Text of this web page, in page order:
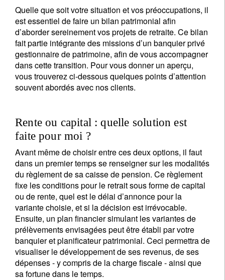
Quelle que soit votre situation et vos préoccupations, il
est essentiel de faire un bilan patrimonial afin
d’aborder sereinement vos projets de retraite. Ce bilan
fait partie intégrante des missions d’un banquier privé
gestionnaire de patrimoine, afin de vous accompagner
dans cette transition. Pour vous donner un aperçu,
vous trouverez ci-dessous quelques points d’attention
souvent abordés avec nos clients.
Rente ou capital : quelle solution est
faite pour moi ?
Avant même de choisir entre ces deux options, il faut
dans un premier temps se renseigner sur les modalités
du règlement de sa caisse de pension. Ce règlement
fixe les conditions pour le retrait sous forme de capital
ou de rente, quel est le délai d’annonce pour la
variante choisie, et si la décision est irrévocable.
Ensuite, un plan financier simulant les variantes de
prélèvements envisagées peut être établi par votre
banquier et planificateur patrimonial. Ceci permettra de
visualiser le développement de ses revenus, de ses
dépenses - y compris de la charge fiscale - ainsi que
sa fortune dans le temps.